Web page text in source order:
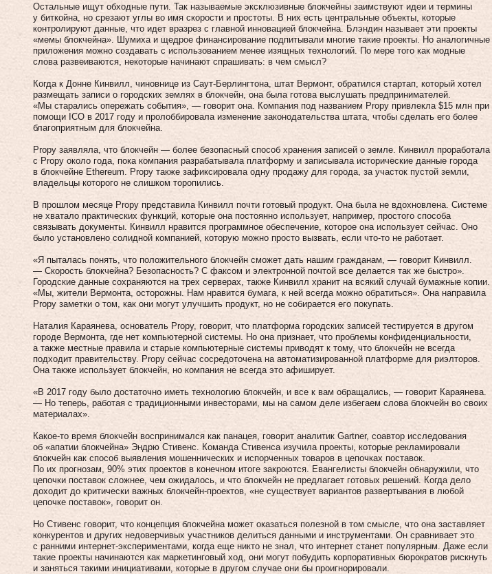
Остальные ищут обходные пути. Так называемые эксклюзивные блокчейны заимствуют идеи и термины
у биткойна, но срезают углы во имя скорости и простоты. В них есть центральные объекты, которые
контролируют данные, что идет вразрез с главной инновацией блокчейна. Блэндин называет эти проекты
«мемы блокчейна». Шумиха и щедрое финансирование подпитывали многие такие проекты. Но аналогичные
приложения можно создавать с использованием менее изящных технологий. По мере того как модные
слова развеиваются, некоторые начинают спрашивать: в чем смысл?
Когда к Донне Кинвилл, чиновнице из Саут-Берлингтона, штат Вермонт, обратился стартап, который хотел
размещать записи о городских землях в блокчейн, она была готова выслушать предпринимателей.
«Мы старались опережать события», — говорит она. Компания под названием Propy привлекла $15 млн при
помощи ICO в 2017 году и пролоббировала изменение законодательства штата, чтобы сделать его более
благоприятным для блокчейна.
Propy заявляла, что блокчейн — более безопасный способ хранения записей о земле. Кинвилл проработала
с Propy около года, пока компания разрабатывала платформу и записывала исторические данные города
в блокчейне Ethereum. Propy также зафиксировала одну продажу для города, за участок пустой земли,
владельцы которого не слишком торопились.
В прошлом месяце Propy представила Кинвилл почти готовый продукт. Она была не вдохновлена. Системе
не хватало практических функций, которые она постоянно использует, например, простого способа
связывать документы. Кинвилл нравится программное обеспечение, которое она использует сейчас. Оно
было установлено солидной компанией, которую можно просто вызвать, если что-то не работает.
«Я пыталась понять, что положительного блокчейн сможет дать нашим гражданам, — говорит Кинвилл.
— Скорость блокчейна? Безопасность? С факсом и электронной почтой все делается так же быстро».
Городские данные сохраняются на трех серверах, также Кинвилл хранит на всякий случай бумажные копии.
«Мы, жители Вермонта, осторожны. Нам нравится бумага, к ней всегда можно обратиться». Она направила
Propy заметки о том, как они могут улучшить продукт, но не собирается его покупать.
Наталия Караянева, основатель Propy, говорит, что платформа городских записей тестируется в другом
городе Вермонта, где нет компьютерной системы. Но она признает, что проблемы конфиденциальности,
а также местные правила и старые компьютерные системы приводят к тому, что блокчейн не всегда
подходит правительству. Propy сейчас сосредоточена на автоматизированной платформе для риэлторов.
Она также использует блокчейн, но компания не всегда это афиширует.
«В 2017 году было достаточно иметь технологию блокчейн, и все к вам обращались, — говорит Караянева.
— Но теперь, работая с традиционными инвесторами, мы на самом деле избегаем слова блокчейн во своих
материалах».
Какое-то время блокчейн воспринимался как панацея, говорит аналитик Gartner, соавтор исследования
об «апатии блокчейна» Эндрю Стивенс. Команда Стивенса изучила проекты, которые рекламировали
блокчейн как способ выявления мошеннических и испорченных товаров в цепочках поставок.
По их прогнозам, 90% этих проектов в конечном итоге закроются. Евангелисты блокчейн обнаружили, что
цепочки поставок сложнее, чем ожидалось, и что блокчейн не предлагает готовых решений. Когда дело
доходит до критически важных блокчейн-проектов, «не существует вариантов развертывания в любой
цепочке поставок», говорит он.
Но Стивенс говорит, что концепция блокчейна может оказаться полезной в том смысле, что она заставляет
конкурентов и других недоверчивых участников делиться данными и инструментами. Он сравнивает это
с ранними интернет-экспериментами, когда еще никто не знал, что интернет станет популярным. Даже если
такие проекты начинаются как маркетинговый ход, они могут побудить корпоративных бюрократов рискнуть
и заняться такими инициативами, которые в другом случае они бы проигнорировали.